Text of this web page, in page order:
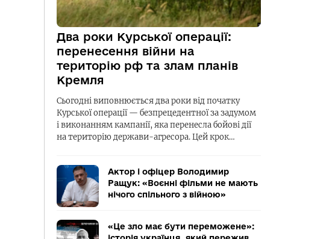
Два роки Курської операції:
перенесення війни на
територію рф та злам планів
Кремля
Сьогодні виповнюється два роки від початку
Курської операції — безпрецедентної за задумом
і виконанням кампанії, яка перенесла бойові дії
на територію держави-агресора. Цей крок…
Актор і офіцер Володимир
Ращук: «Воєнні фільми не мають
нічого спільного з війною»
«Це зло має бути переможене»: